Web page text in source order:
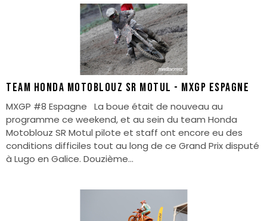
TEAM HONDA MOTOBLOUZ SR MOTUL - MXGP ESPAGNE
MXGP #8 Espagne La boue était de nouveau au
programme ce weekend, et au sein du team Honda
Motoblouz SR Motul pilote et staff ont encore eu des
conditions difficiles tout au long de ce Grand Prix disputé
à Lugo en Galice. Douzième...